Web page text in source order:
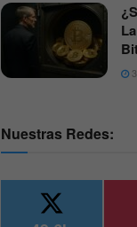
3
Nuestras Redes: